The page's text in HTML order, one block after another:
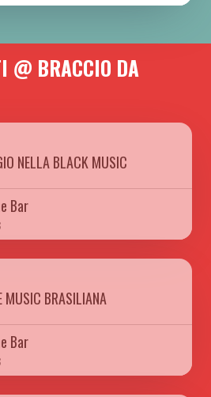
@ BRACCIO DA
NELLA BLACK MUSIC
Bar
MUSIC BRASILIANA
Bar